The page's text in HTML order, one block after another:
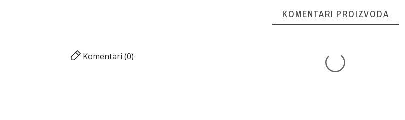
KOMENTARI PROIZVODA
Komentari (0)